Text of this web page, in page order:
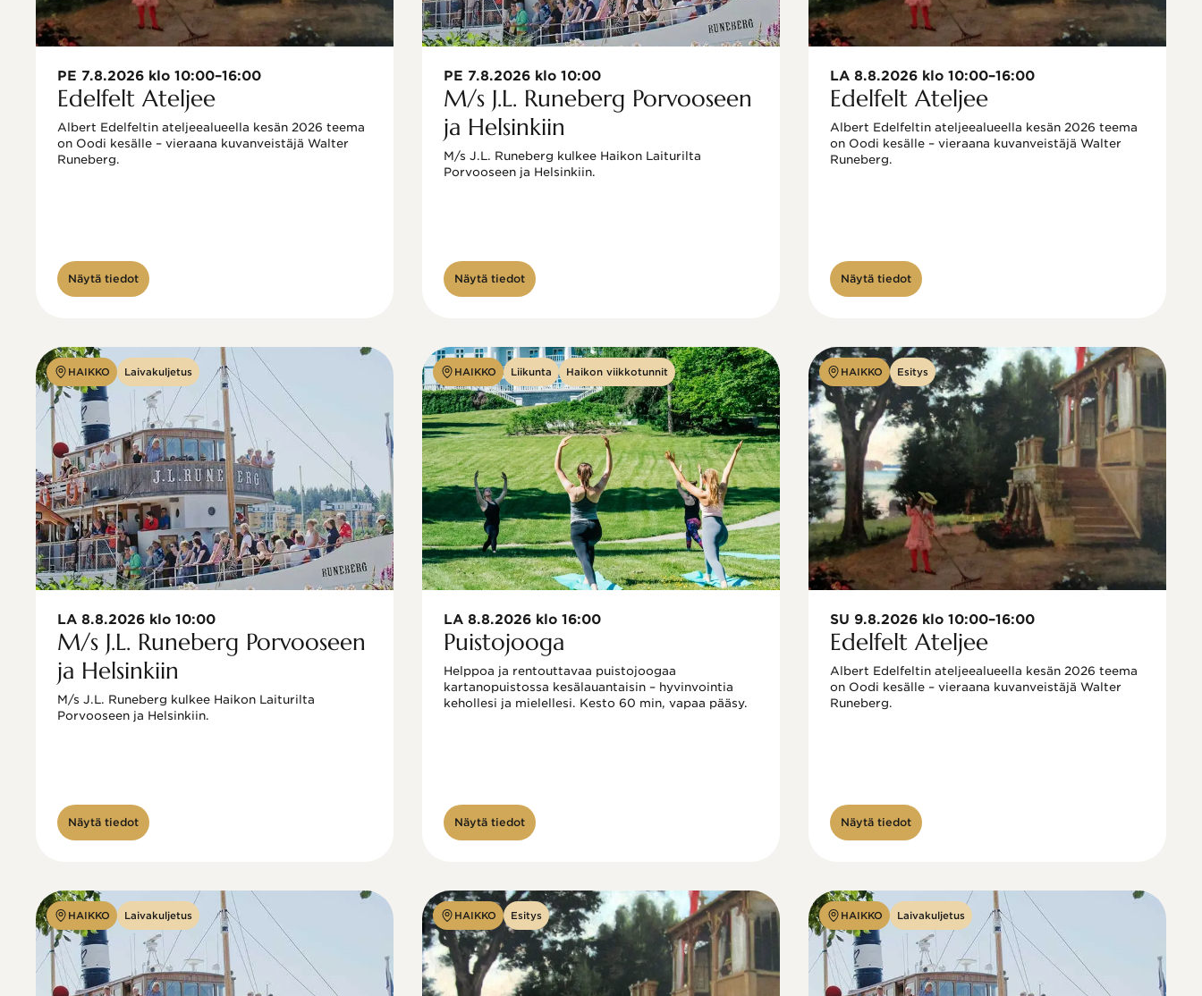
PE 7.8.2026 klo 10:00–16:00
Edelfelt Ateljee
Albert Edelfeltin ateljeealueella kesän 2026 teema
on Oodi kesälle – vieraana kuvanveistäjä Walter
Näytä tiedot
PE 7.8.2026 klo 10:00
M/s J.L. Runeberg Porvooseen
ja Helsinkiin
M/s J.L. Runeberg kulkee Haikon Laiturilta
Porvooseen ja Helsinkiin.
Näytä tiedot
LA 8.8.2026 klo 10:00–16:00
Edelfelt Ateljee
Albert Edelfeltin ateljeealueella kesän 2026 teema
on Oodi kesälle – vieraana kuvanveistäjä Walter
Näytä tiedot
HAIKKO Laivakuljetus
LA 8.8.2026 klo 10:00
M/s J.L. Runeberg Porvooseen
ja Helsinkiin
M/s J.L. Runeberg kulkee Haikon Laiturilta
Porvooseen ja Helsinkiin.
Näytä tiedot
HAIKKO Liikunta Haikon viikkotunnit
LA 8.8.2026 klo 16:00
Puistojooga
Helppoa ja rentouttavaa puistojoogaa
kartanopuistossa kesälauantaisin – hyvinvointia
kehollesi ja mielellesi. Kesto 60 min, vapaa pääsy.
Näytä tiedot
HAIKKO Esitys
SU 9.8.2026 klo 10:00–16:00
Edelfelt Ateljee
Albert Edelfeltin ateljeealueella kesän 2026 teema
on Oodi kesälle – vieraana kuvanveistäjä Walter
Näytä tiedot
HAIKKO Laivakuljetus HAIKKO Esitys HAIKKO Laivakuljetus